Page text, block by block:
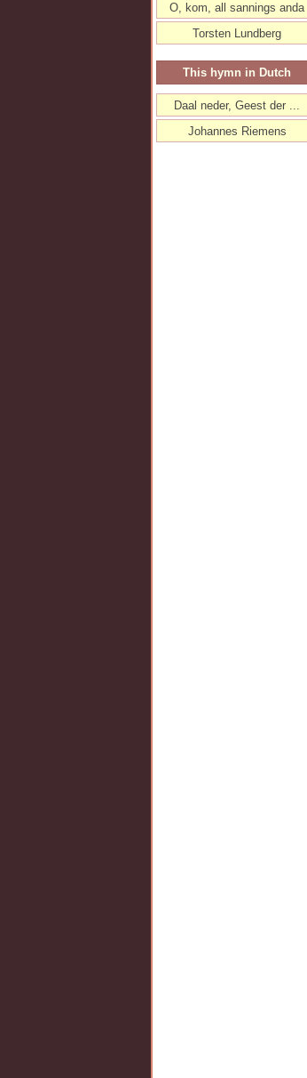
O, kom, all sannings anda
Torsten Lundberg
This hymn in Dutch
Daal neder, Geest der ...
Johannes Riemens